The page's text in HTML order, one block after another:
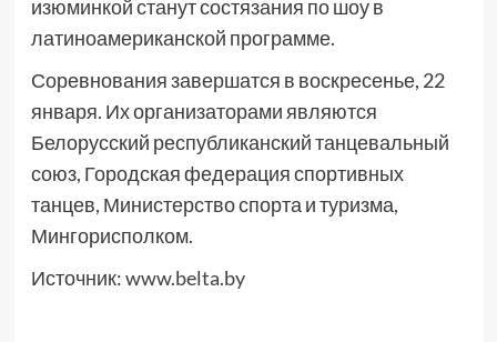
изюминкой станут состязания по шоу в
латиноамериканской программе.
Соревнования завершатся в воскресенье, 22
января. Их организаторами являются
Белорусский республиканский танцевальный
союз, Городская федерация спортивных
танцев, Министерство спорта и туризма,
Мингорисполком.
Источник:www.belta.by